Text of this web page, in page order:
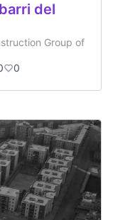
del
Group of
0